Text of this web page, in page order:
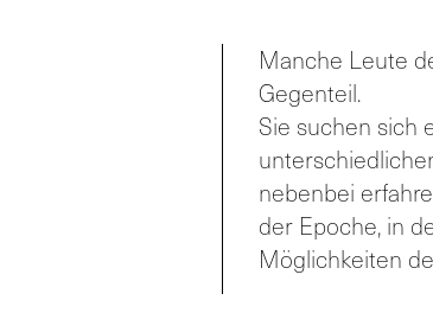
Manche Leute
Gegenteil.
Sie suchen sich
nebenbei
der Epoche, in
Möglichkeiten